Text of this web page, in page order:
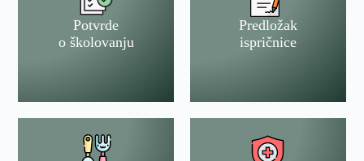
Potvrde
o školovanju
Predložak
ispričnice